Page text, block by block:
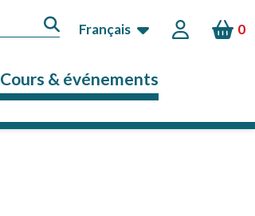
Français 0
Cours & événements